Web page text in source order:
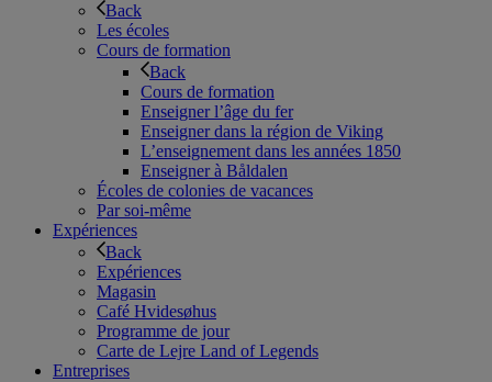
Back
Les écoles
Cours de formation
Back
Cours de formation
Enseigner l’âge du fer
Enseigner dans la région de Viking
L’enseignement dans les années 1850
Enseigner à Båldalen
Écoles de colonies de vacances
Par soi-même
Expériences
Back
Expériences
Magasin
Café Hvidesøhus
Programme de jour
Carte de Lejre Land of Legends
Entreprises